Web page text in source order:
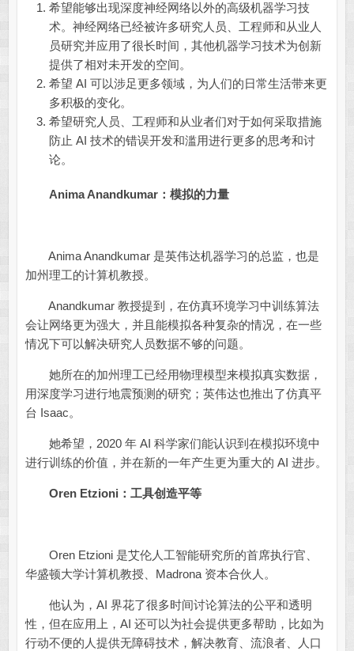
希望能够出现深度神经网络以外的高级机器学习技
术。神经网络已经被许多研究人员、工程师和从业人
员研究并应用了很长时间，其他机器学习技术为创新
提供了相对未开发的空间。
希望 AI 可以涉足更多领域，为人们的日常生活带来更
多积极的变化。
希望研究人员、工程师和从业者们对于如何采取措施
防止 AI 技术的错误开发和滥用进行更多的思考和讨
论。
Anima Anandkumar：模拟的力量
Anima Anandkumar 是英伟达机器学习的总监，也是
加州理工的计算机教授。
Anandkumar 教授提到，在仿真环境学习中训练算法
会让网络更为强大，并且能模拟各种复杂的情况，在一些
情况下可以解决研究人员数据不够的问题。
她所在的加州理工已经用物理模型来模拟真实数据，
用深度学习进行地震预测的研究；英伟达也推出了仿真平
台 Isaac。
她希望，2020 年 AI 科学家们能认识到在模拟环境中
进行训练的价值，并在新的一年产生更为重大的 AI 进步。
Oren Etzioni：工具创造平等
Oren Etzioni 是艾伦人工智能研究所的首席执行官、
华盛顿大学计算机教授、Madrona 资本合伙人。
他认为，AI 界花了很多时间讨论算法的公平和透明
性，但在应用上，AI 还可以为社会提供更多帮助，比如为
行动不便的人提供无障碍技术，解决教育、流浪者、人口